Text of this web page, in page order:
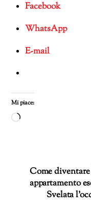
Facebook
WhatsApp
E-mail
Mi piace:
Caricamento
Come
appartamento
Svelata